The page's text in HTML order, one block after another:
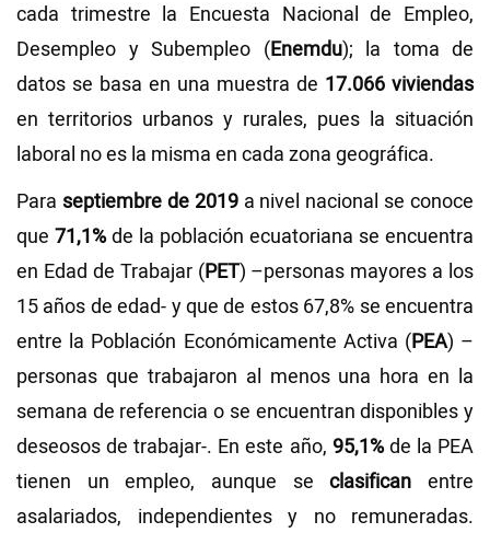
cada trimestre la Encuesta Nacional de Empleo,
Desempleo y Subempleo (Enemdu); la toma de
datos se basa en una muestra de 17.066 viviendas
en territorios urbanos y rurales, pues la situación
laboral no es la misma en cada zona geográfica.
Para septiembre de 2019a nivel nacional se conoce
que 71,1%de la población ecuatoriana se encuentra
en Edad de Trabajar (PET) –personas mayores a los
15 años de edad- y que de estos 67,8% se encuentra
entre la Población Económicamente Activa (PEA) –
personas que trabajaron al menos una hora en la
semana de referencia o se encuentran disponibles y
deseosos de trabajar-. En este año, 95,1%de la PEA
tienen un empleo, aunque seclasifican entre
asalariados, independientes y no remuneradas.